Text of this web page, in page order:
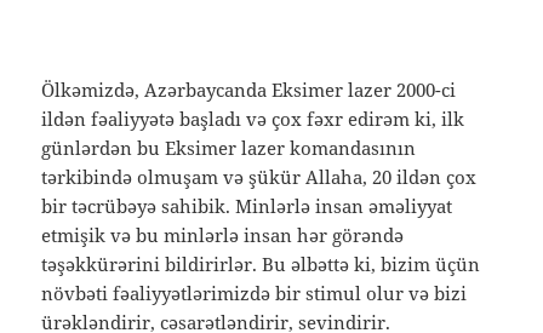
Ölkəmizdə, Azərbaycanda Eksimer lazer 2000-ci
ildən fəaliyyətə başladı və çox fəxr edirəm ki, ilk
günlərdən bu Eksimer lazer komandasının
tərkibində olmuşam və şükür Allaha, 20 ildən çox
bir təcrübəyə sahibik. Minlərlə insan əməliyyat
etmişik və bu minlərlə insan hər görəndə
təşəkkürərini bildirirlər. Bu əlbəttə ki, bizim üçün
növbəti fəaliyyətlərimizdə bir stimul olur və bizi
ürəkləndirir, cəsarətləndirir, sevindirir.